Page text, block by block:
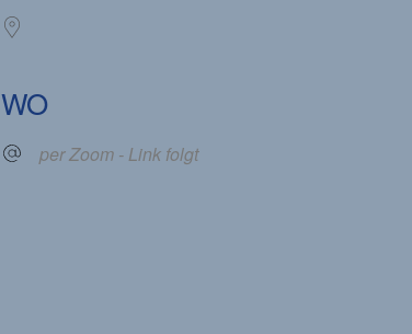
WO
per Zoom - Link folgt